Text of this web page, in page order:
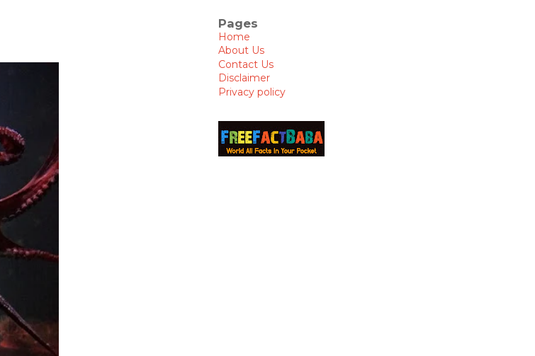
Pages
Home
About Us
Contact Us
Disclaimer
Privacy policy